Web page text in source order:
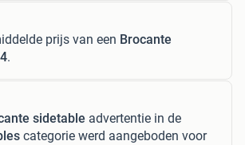
prijs van een Brocante
.
sidetable advertentie in de
categorie werd aangeboden voor